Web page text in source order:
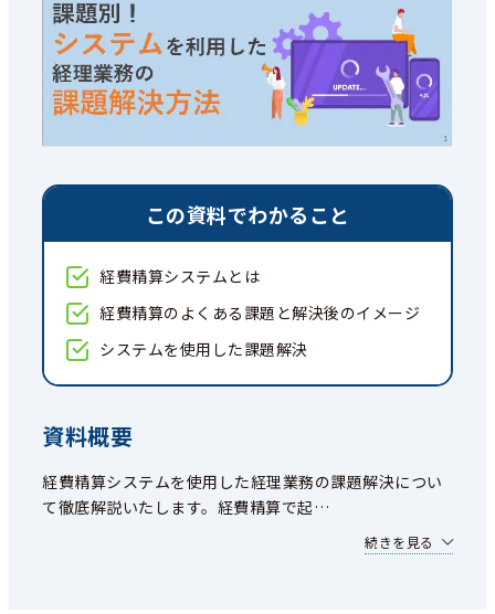
この資料でわかること
経費精算システムとは
経費精算のよくある課題と解決後のイメージ
システムを使用した課題解決
資料概要
経費精算システムを使用した経理業務の課題解決につい
て徹底解説いたします。経費精算で起…
続きを見る